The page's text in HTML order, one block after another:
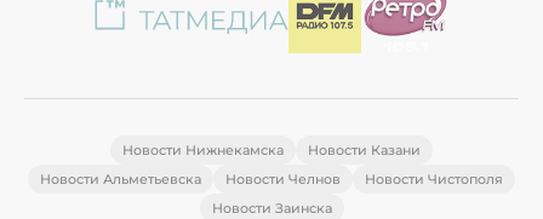
Новости Нижнекамска
Новости Казани
Новости Альметьевска
Новости Челнов
Новости Чистополя
Новости Заинска